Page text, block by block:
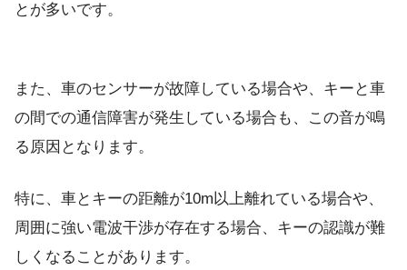
とが多いです。
また、車のセンサーが故障している場合や、キーと車
の間での通信障害が発生している場合も、この音が鳴
る原因となります。
特に、車とキーの距離が10m以上離れている場合や、
周囲に強い電波干渉が存在する場合、キーの認識が難
しくなることがあります。